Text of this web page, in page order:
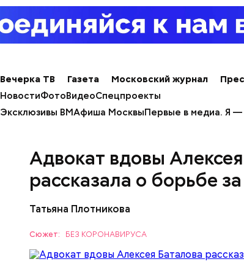
Вечерка ТВ Газета Московский журнал
НовостиФотоВидеоСпецпроекты
Эксклюзивы ВМАфиша МосквыПервые в медиа. Я —
Адвокат вдовы
рассказала о борьбе
Татьяна Плотникова
Сюжет: БЕЗ КОРОНАВИРУСА
А еще, удержав меч палача, святой
мужей, невинно осужденных